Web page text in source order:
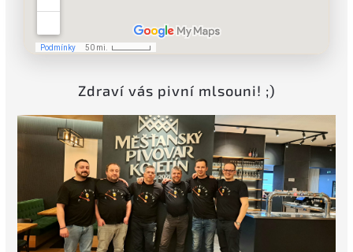
Zdraví vás pivní mlsouni! ;)